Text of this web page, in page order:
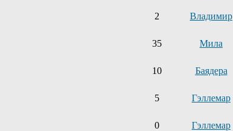
2 Владимир
35 Мила
10 Баядера
5 Гэллемар
0 Гэллемар